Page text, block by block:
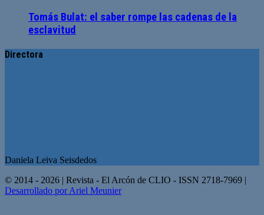
Tomás Bulat: el saber rompe las cadenas de la
esclavitud
Directora
Daniela Leiva Seisdedos
© 2014 - 2026 | Revista - El Arcón de CLIO - ISSN 2718-7969 |
Desarrollado por Ariel Meunier